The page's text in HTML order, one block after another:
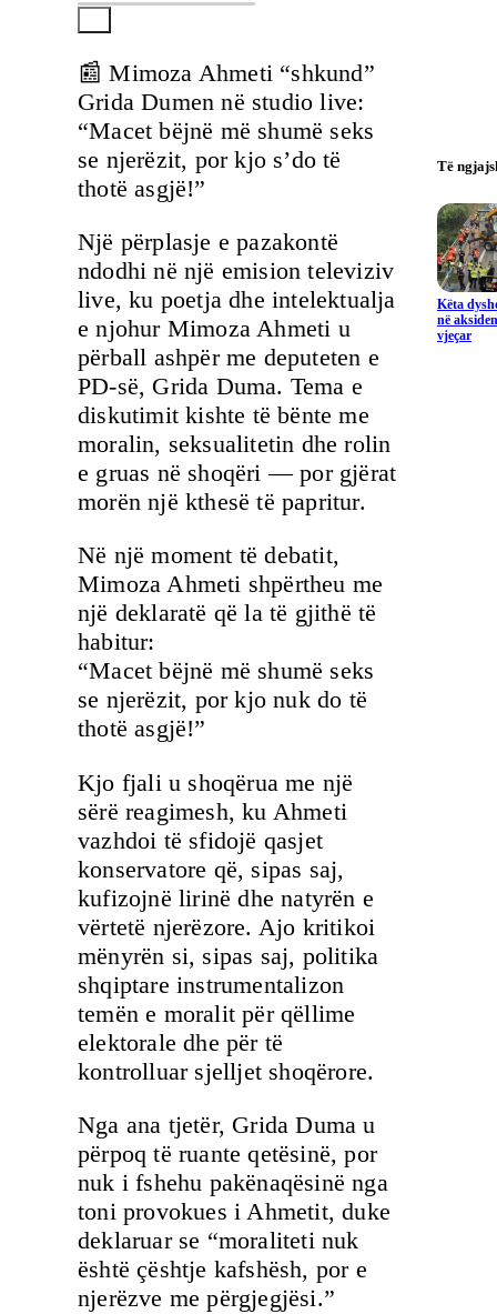
📰 Mimoza Ahmeti “shkund”
Grida Dumen në studio live:
“Macet bëjnë më shumë seks
se njerëzit, por kjo s’do të
thotë asgjë!”
Një përplasje e pazakontë
ndodhi në një emision televiziv
live, ku poetja dhe intelektualja
e njohur Mimoza Ahmeti u
përball ashpër me deputeten e
PD-së, Grida Duma. Tema e
diskutimit kishte të bënte me
moralin, seksualitetin dhe rolin
e gruas në shoqëri — por gjërat
morën një kthesë të papritur.
Në një moment të debatit,
Mimoza Ahmeti shpërtheu me
një deklaratë që la të gjithë të
habitur:
“Macet bëjnë më shumë seks
se njerëzit, por kjo nuk do të
thotë asgjë!”
Kjo fjali u shoqërua me një
sërë reagimesh, ku Ahmeti
vazhdoi të sfidojë qasjet
konservatore që, sipas saj,
kufizojnë lirinë dhe natyrën e
vërtetë njerëzore. Ajo kritikoi
mënyrën si, sipas saj, politika
shqiptare instrumentalizon
temën e moralit për qëllime
elektorale dhe për të
kontrolluar sjelljet shoqërore.
Nga ana tjetër, Grida Duma u
përpoq të ruante qetësinë, por
nuk i fshehu pakënaqësinë nga
toni provokues i Ahmetit, duke
deklaruar se “moraliteti nuk
është çështje kafshësh, por e
njerëzve me përgjegjësi.”
Të
Këta
në
vjeçar